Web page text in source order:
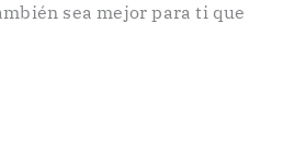
sea mejor para ti que